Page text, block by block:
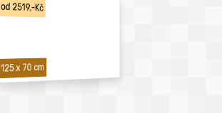
od 2519,-Kč
125 x 70 cm